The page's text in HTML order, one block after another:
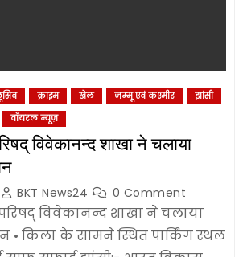
क्राइम खेल जम्‍मू एवं कश्‍मीर
झांसी
वॉयरल न्यूज़
विवेकानन्द शाखा ने चलाया
BKT News24 0 Comment
विवेकानन्द शाखा ने चलाया
• किला के सामने स्थित पार्किंग स्थल